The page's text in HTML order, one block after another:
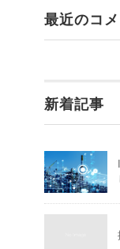
最近のコメ
新着記事